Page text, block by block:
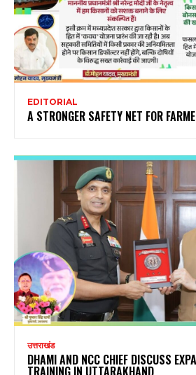
EDITORIAL
A STRONGER SAFETY NET FOR
उत्तराखंड
DHAMI AND NCC CHIEF DISCUSS